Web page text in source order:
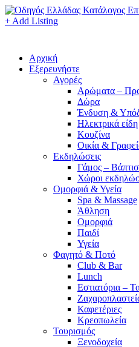
+ Add Listing
Αρχική
Εξερευνήστε
Αγορές
Αρώματα –
Δώρα
Ένδυση &
Ηλεκτρικά είδη
Κουζίνα
Οικία &
Εκδηλώσεις
Γάμος –
Χώροι
Ομορφιά & Υγεία
Spa & Massage
Άθληση
Ομορφιά
Παιδί
Υγεία
Φαγητό & Ποτό
Club & Bar
Lunch
Εστιατόρια –
Καφετέριες
Κρεοπωλεία
Τουρισμός
Ξενοδοχεία